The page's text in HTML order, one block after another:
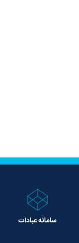
سامانه عبادات